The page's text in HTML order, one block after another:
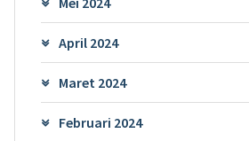
April 2024
Maret 2024
Februari 2024